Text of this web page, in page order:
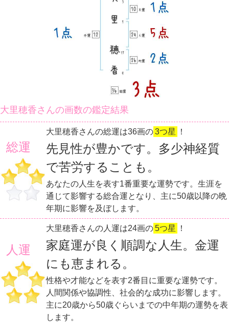
大里穂香さんの画数の鑑定結果
総運
大里穂香さんの総運は36画の3つ星 ！
先見性が豊かです。多少神経質
で苦労することも。
あなたの人生を表す1番重要な運勢です。生涯を
通じて影響する総合運となり、主に50歳以降の晩
年期に影響を及ぼします。
人運
大里穂香さんの人運は24画の5つ星 ！
家庭運が良く順調な人生。金運
にも恵まれる。
性格や才能などを表す2番目に重要な運勢です。
人間関係や協調性、社会的な成功に影響します。
主に20歳から50歳ぐらいまでの中年期の運勢を表
します。